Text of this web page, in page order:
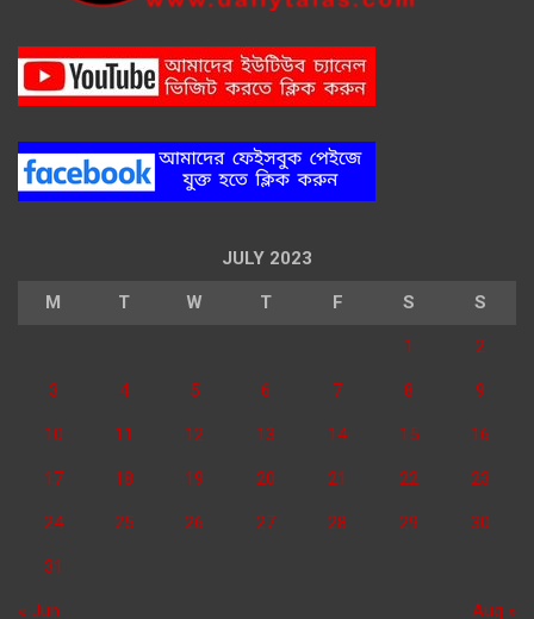
JULY 2023
M T W T F S S
1 2
3 4 5 6 7 8 9
10 11 12 13 14 15 16
17 18 19 20 21 22 23
24 25 26 27 28 29 30
31
« Jun Aug »